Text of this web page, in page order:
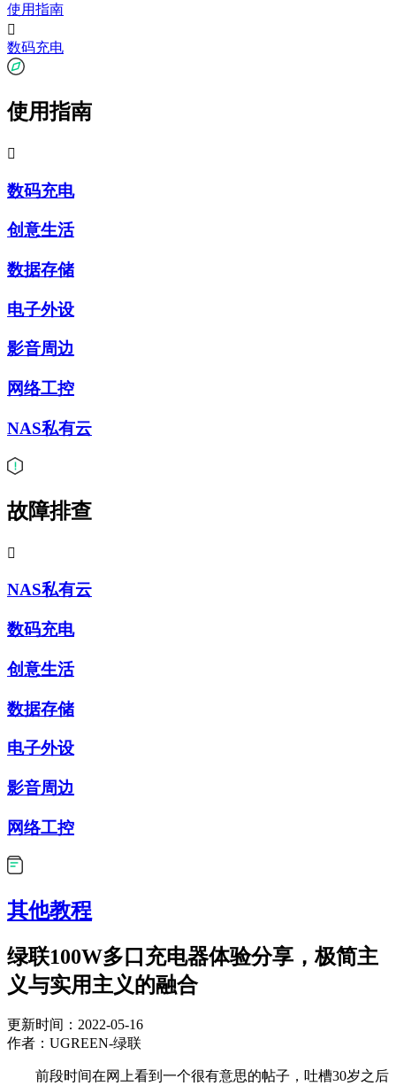
使用指南

数码充电
使用指南

数码充电
创意生活
数据存储
电子外设
影音周边
网络工控
NAS私有云
故障排查

NAS私有云
数码充电
创意生活
数据存储
电子外设
影音周边
网络工控
其他教程
绿联100W多口充电器体验分享，极简主
义与实用主义的融合
更新时间：2022-05-16
作者：UGREEN-绿联
前段时间在网上看到一个很有意思的帖子，吐槽30岁之后